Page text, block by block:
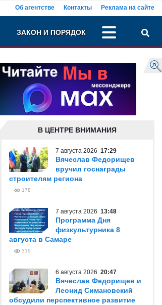
Об агентстве Контакты Реклама на сайте
ЗАКОН И ПОРЯДОК
В ЦЕНТРЕ ВНИМАНИЯ
7 августа 2026 17:29
Вячеслав Федорищев
вручил госнаграды
строителям региона
178
7 августа 2026 13:48
Программа Дня
физкультурника 8
августа в Самаре
319
6 августа 2026 20:47
Вячеслав Федорищев и
Леонид Симановский
обсудили перспективное развитие